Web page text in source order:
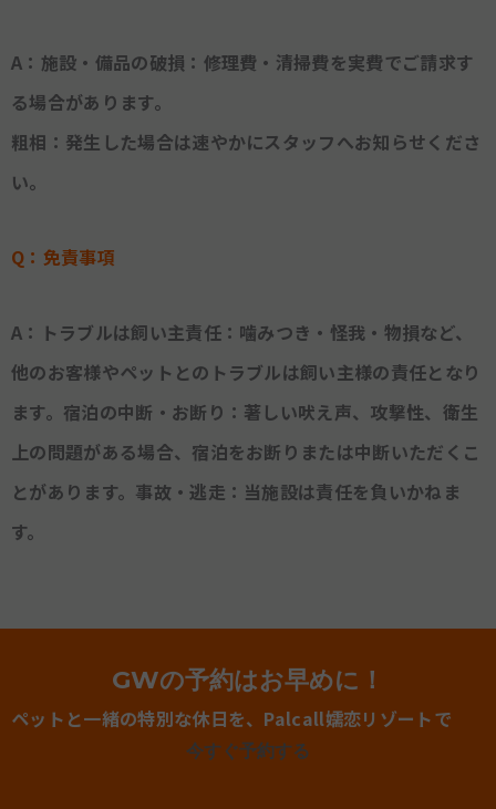
A：施設・備品の破損：修理費・清掃費を実費でご請求す
る場合があります。
粗相：発生した場合は速やかにスタッフへお知らせくださ
い。
Q：免責事項
A：トラブルは飼い主責任：噛みつき・怪我・物損など、
他のお客様やペットとのトラブルは飼い主様の責任となり
ます。宿泊の中断・お断り：著しい吠え声、攻撃性、衛生
上の問題がある場合、宿泊をお断りまたは中断いただくこ
とがあります。事故・逃走：当施設は責任を負いかねま
す。
GWの予約はお早めに！
ペットと一緒の特別な休日を、Palcall嬬恋リゾートで
今すぐ予約する